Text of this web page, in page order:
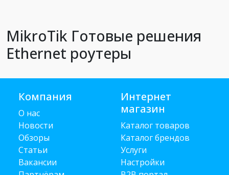
MikroTik Готовые решения
Ethernet роутеры
Компания
О нас
Новости
Обзоры
Статьи
Вакансии
Интернет
магазин
Каталог товаров
Каталог брендов
Услуги
Настройки